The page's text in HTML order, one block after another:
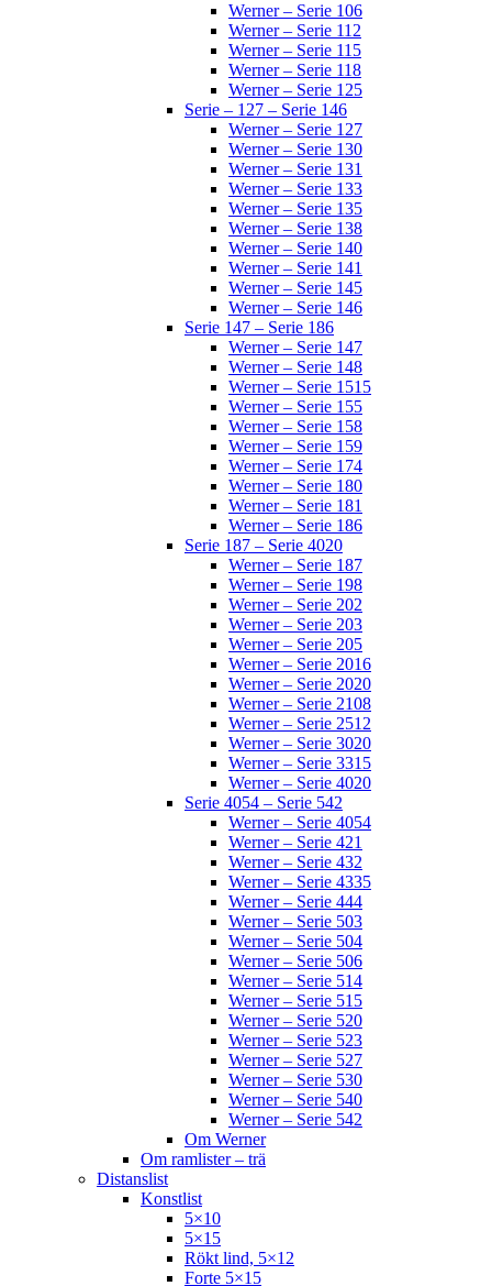
Werner – Serie 106
Werner – Serie 112
Werner – Serie 115
Werner – Serie 118
Werner – Serie 125
Serie – 127 – Serie 146
Werner – Serie 127
Werner – Serie 130
Werner – Serie 131
Werner – Serie 133
Werner – Serie 135
Werner – Serie 138
Werner – Serie 140
Werner – Serie 141
Werner – Serie 145
Werner – Serie 146
Serie 147 – Serie 186
Werner – Serie 147
Werner – Serie 148
Werner – Serie 1515
Werner – Serie 155
Werner – Serie 158
Werner – Serie 159
Werner – Serie 174
Werner – Serie 180
Werner – Serie 181
Werner – Serie 186
Serie 187 – Serie 4020
Werner – Serie 187
Werner – Serie 198
Werner – Serie 202
Werner – Serie 203
Werner – Serie 205
Werner – Serie 2016
Werner – Serie 2020
Werner – Serie 2108
Werner – Serie 2512
Werner – Serie 3020
Werner – Serie 3315
Werner – Serie 4020
Serie 4054 – Serie 542
Werner – Serie 4054
Werner – Serie 421
Werner – Serie 432
Werner – Serie 4335
Werner – Serie 444
Werner – Serie 503
Werner – Serie 504
Werner – Serie 506
Werner – Serie 514
Werner – Serie 515
Werner – Serie 520
Werner – Serie 523
Werner – Serie 527
Werner – Serie 530
Werner – Serie 540
Werner – Serie 542
Om Werner
Om ramlister – trä
Distanslist
Konstlist
5×10
5×15
Rökt lind, 5×12
Forte 5×15